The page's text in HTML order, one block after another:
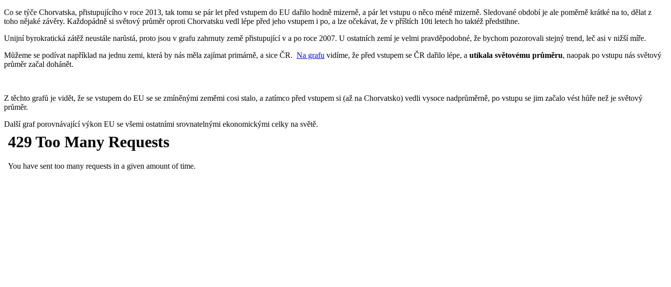
Co se týče Chorvatska, přistupujícího v roce 2013, tak tomu se pár let před vstupem do EU dařilo hodně mizerně, a pár let vstupu o něco méně mizerně. Sledované období je ale poměrně krátké na to, dělat z
toho nějaké závěry. Každopádně si světový průměr oproti Chorvatsku vedl lépe před jeho vstupem i po, a lze očekávat, že v příštích 10ti letech ho taktéž předstihne.
Unijní byrokratická zátěž neustále narůstá, proto jsou v grafu zahrnuty země přistupující v a po roce 2007. U ostatních zemí je velmi pravděpodobné, že bychom pozorovali stejný trend, leč asi v nižší míře.
Můžeme se podívat například na jednu zemi, která by nás měla zajímat primárně, a sice ČR. Na grafu vidíme, že před vstupem se ČR dařilo lépe, a utíkala světovému průměru, naopak po vstupu nás světový
průměr začal dohánět.
Z těchto grafů je vidět, že se vstupem do EU se se zmíněnými zeměmi cosi stalo, a zatímco před vstupem si (až na Chorvatsko) vedli vysoce nadprůměrně, po vstupu se jim začalo vést hůře než je světový
průměr.
Další graf porovnávající výkon EU se všemi ostatními srovnatelnými ekonomickými celky na světě.